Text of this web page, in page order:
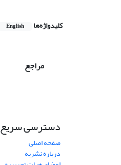
کلیدواژه‌ها English
مراجع
دسترسی سریع
صفحه اصلی
درباره نشریه